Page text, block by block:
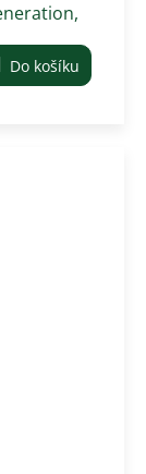
Do košíku